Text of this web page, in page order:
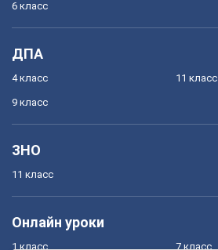
6 класс
ДПА
4 класс
9 класс
11 класс
ЗНО
11 класс
Онлайн уроки
1 класс 7 класс